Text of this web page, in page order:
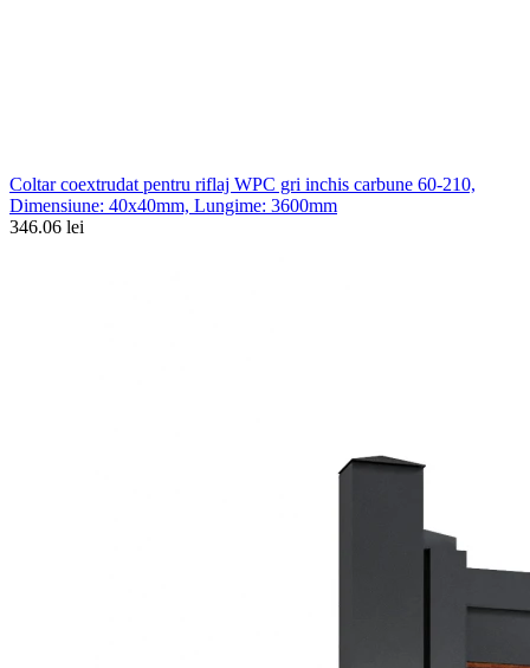
Coltar coextrudat pentru riflaj WPC gri inchis carbune 60-210,
Dimensiune: 40x40mm, Lungime: 3600mm
346.06 lei